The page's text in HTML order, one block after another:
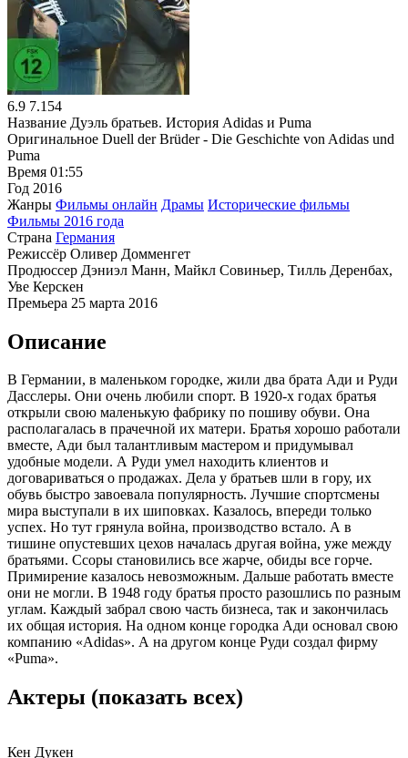
6.9 7.154
Название Дуэль братьев. История Adidas и Puma
Оригинальное Duell der Brüder - Die Geschichte von Adidas und
Puma
Время 01:55
Год 2016
Жанры Фильмы онлайн Драмы Исторические фильмы
Фильмы 2016 года
Страна Германия
Режиссёр Оливер Домменгет
Продюссер Дэниэл Манн, Майкл Совиньер, Тилль Деренбах,
Уве Керскен
Премьера 25 марта 2016
Описание
В Германии, в маленьком городке, жили два брата Ади и Руди
Дасслеры. Они очень любили спорт. В 1920-х годах братья
открыли свою маленькую фабрику по пошиву обуви. Она
располагалась в прачечной их матери. Братья хорошо работали
вместе, Ади был талантливым мастером и придумывал
удобные модели. А Руди умел находить клиентов и
договариваться о продажах. Дела у братьев шли в гору, их
обувь быстро завоевала популярность. Лучшие спортсмены
мира выступали в их шиповках. Казалось, впереди только
успех. Но тут грянула война, производство встало. А в
тишине опустевших цехов началась другая война, уже между
братьями. Ссоры становились все жарче, обиды все горче.
Примирение казалось невозможным. Дальше работать вместе
они не могли. В 1948 году братья просто разошлись по разным
углам. Каждый забрал свою часть бизнеса, так и закончилась
их общая история. На одном конце городка Ади основал свою
компанию «Adidas». А на другом конце Руди создал фирму
«Puma».
Актеры (показать всех)
Кен Дукен